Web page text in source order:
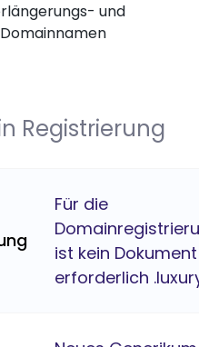
und
Registrierung
Für die
ist kein Dokument
erforderlich